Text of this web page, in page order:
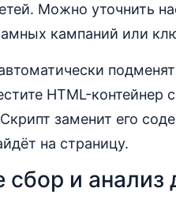
Можно уточнить
кампаний или
HTML-
заменит его
на страницу.
сбор и анализ